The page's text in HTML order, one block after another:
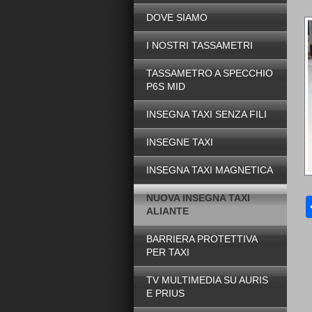
DOVE SIAMO
I NOSTRI TASSAMETRI
TASSAMETRO A SPECCHIO
P6S MID
INSEGNA TAXI SENZA FILI
INSEGNE TAXI
INSEGNA TAXI MAGNETICA
NUOVA INSEGNA TAXI
ALIANTE
BARRIERA PROTETTIVA
PER TAXI
TV MULTIMEDIA SU AURIS
E PRIUS